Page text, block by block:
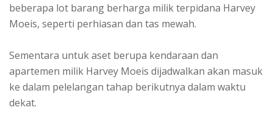
beberapa lot barang berharga milik terpidana Harvey
Moeis, seperti perhiasan dan tas mewah.
Sementara untuk aset berupa kendaraan dan
apartemen milik Harvey Moeis dijadwalkan akan masuk
ke dalam pelelangan tahap berikutnya dalam waktu
dekat.